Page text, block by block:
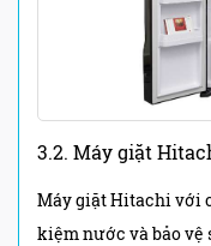
3.2. Máy giặt
Máy giặt Hitachi với
kiệm nước và bảo vệ